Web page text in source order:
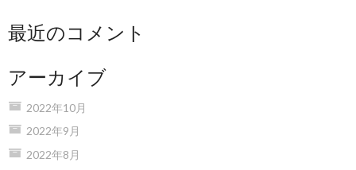
最近のコメント
アーカイブ
2022年10月
2022年9月
2022年8月